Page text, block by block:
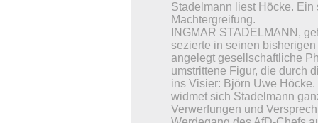
Stadelmann liest Höcke.
Machtergreifung.
INGMAR STADELMANN,
sezierte in seinen
angelegt gesellschaftliche
umstrittene Figur, die durch
ins Visier: Björn Uwe
widmet sich Stadelmann
Verwerfungen und